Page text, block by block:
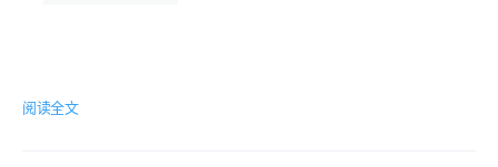
阅读全文